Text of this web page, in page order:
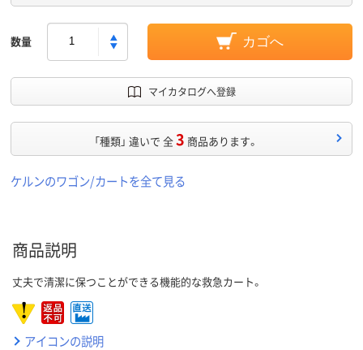
数量 カゴへ
マイカタログへ登録
「種類」 違いで 全3 商品あります。
ケルンのワゴン/カートを全て見る
商品説明
丈夫で清潔に保つことができる機能的な救急カート。
アイコンの説明